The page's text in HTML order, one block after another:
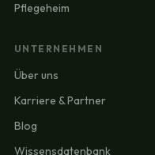
Pflegeheim
UNTERNEHMEN
Über uns
Karriere & Partner
Blog
Wissensdatenbank